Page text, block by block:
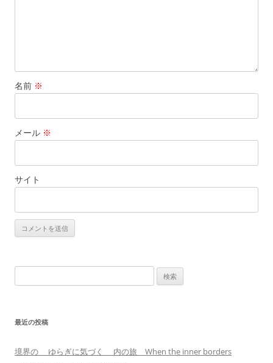
名前 ※
メール ※
サイト
索:
最近の投稿
境界の ゆらぎに気づく 内の旅 When the inner borders